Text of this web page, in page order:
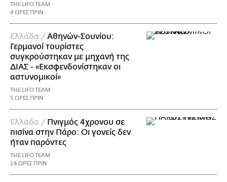
THE LIFO TEAM
4 ΩΡΕΣ ΠΡΙΝ
Ελλάδα /Αθηνών-Σουνίου:
Γερμανοί τουρίστες
συγκρούστηκαν με μηχανή της
ΔΙΑΣ - «Εκσφενδονίστηκαν οι
αστυνομικοί»
THE LIFO TEAM
5 ΩΡΕΣ ΠΡΙΝ
Ελλάδα / Πνιγμός 4χρονου σε
πισίνα στην Πάρο: Οι γονείς δεν
ήταν παρόντες
THE LIFO TEAM
14 ΩΡΕΣ ΠΡΙΝ